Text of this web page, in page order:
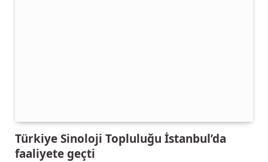
Türkiye Sinoloji Topluluğu İstanbul’da
faaliyete geçti